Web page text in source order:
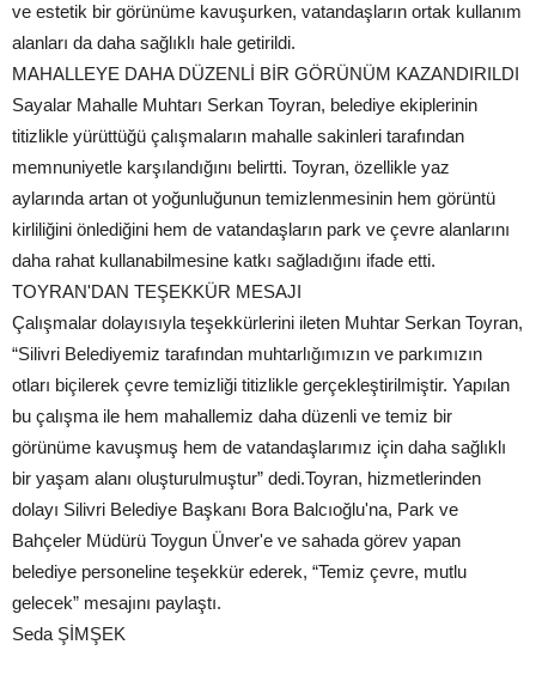
ve estetik bir görünüme kavuşurken, vatandaşların ortak kullanım
alanları da daha sağlıklı hale getirildi.
MAHALLEYE DAHA DÜZENLİ BİR GÖRÜNÜM KAZANDIRILDI
Sayalar Mahalle Muhtarı Serkan Toyran, belediye ekiplerinin
titizlikle yürüttüğü çalışmaların mahalle sakinleri tarafından
memnuniyetle karşılandığını belirtti. Toyran, özellikle yaz
aylarında artan ot yoğunluğunun temizlenmesinin hem görüntü
kirliliğini önlediğini hem de vatandaşların park ve çevre alanlarını
daha rahat kullanabilmesine katkı sağladığını ifade etti.
TOYRAN'DAN TEŞEKKÜR MESAJI
Çalışmalar dolayısıyla teşekkürlerini ileten Muhtar Serkan Toyran,
“Silivri Belediyemiz tarafından muhtarlığımızın ve parkımızın
otları biçilerek çevre temizliği titizlikle gerçekleştirilmiştir. Yapılan
bu çalışma ile hem mahallemiz daha düzenli ve temiz bir
görünüme kavuşmuş hem de vatandaşlarımız için daha sağlıklı
bir yaşam alanı oluşturulmuştur” dedi.Toyran, hizmetlerinden
dolayı Silivri Belediye Başkanı Bora Balcıoğlu'na, Park ve
Bahçeler Müdürü Toygun Ünver'e ve sahada görev yapan
belediye personeline teşekkür ederek, “Temiz çevre, mutlu
gelecek” mesajını paylaştı.
Seda ŞİMŞEK